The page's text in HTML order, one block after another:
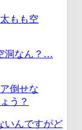
洞なん？…
いんですがど